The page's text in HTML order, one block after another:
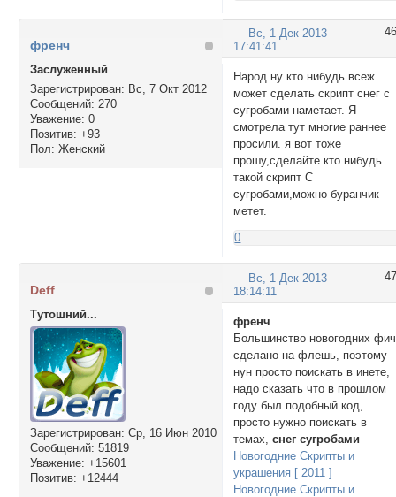
46
Вс, 1 Дек 2013
17:41:41
френч
Заслуженный
Зарегистрирован: Вс, 7 Окт 2012
Сообщений: 270
Уважение: 0
Позитив: +93
Пол: Женский
Народ ну кто нибудь всеж
может сделать скрипт снег с
сугробами наметает. Я
смотрела тут многие раннее
просили. я вот тоже
прошу,сделайте кто нибудь
такой скрипт С
сугробами,можно буранчик
метет.
0
47
Вс, 1 Дек 2013
18:14:11
Deff
Тутошний...
Зарегистрирован: Ср, 16 Июн 2010
Сообщений: 51819
Уважение: +15601
Позитив: +12444
френч
Большинство новогодних фич
сделано на флешь, поэтому
нун просто поискать в инете,
надо сказать что в прошлом
году был подобный код,
просто нужно поискать в
темах,снег сугробами
Новогодние Скрипты и
украшения [ 2011 ]
Новогодние Скрипты и